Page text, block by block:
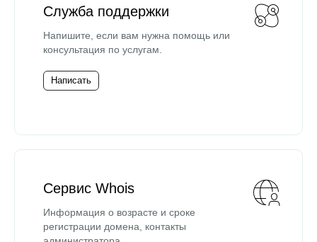
Служба поддержки
Напишите, если вам нужна помощь или
консультация по услугам.
Написать
Сервис Whois
Информация о возрасте и сроке
регистрации домена, контакты